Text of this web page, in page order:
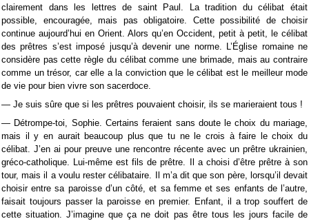
clairement dans les lettres de saint Paul. La tradition du célibat était
possible, encouragée, mais pas obligatoire. Cette possibilité de choisir
continue aujourd’hui en Orient. Alors qu’en Occident, petit à petit, le célibat
des prêtres s’est imposé jusqu’à devenir une norme. L’Église romaine ne
considère pas cette règle du célibat comme une brimade, mais au contraire
comme un trésor, car elle a la conviction que le célibat est le meilleur mode
de vie pour bien vivre son sacerdoce.
— Je suis sûre que si les prêtres pouvaient choisir, ils se marieraient tous !
— Détrompe-toi, Sophie. Certains feraient sans doute le choix du mariage,
mais il y en aurait beaucoup plus que tu ne le crois à faire le choix du
célibat. J’en ai pour preuve une rencontre récente avec un prêtre ukrainien,
gréco-catholique. Lui-même est fils de prêtre. Il a choisi d’être prêtre à son
tour, mais il a voulu rester célibataire. Il m’a dit que son père, lorsqu’il devait
choisir entre sa paroisse d’un côté, et sa femme et ses enfants de l’autre,
faisait toujours passer la paroisse en premier. Enfant, il a trop souffert de
cette situation. J’imagine que ça ne doit pas être tous les jours facile de